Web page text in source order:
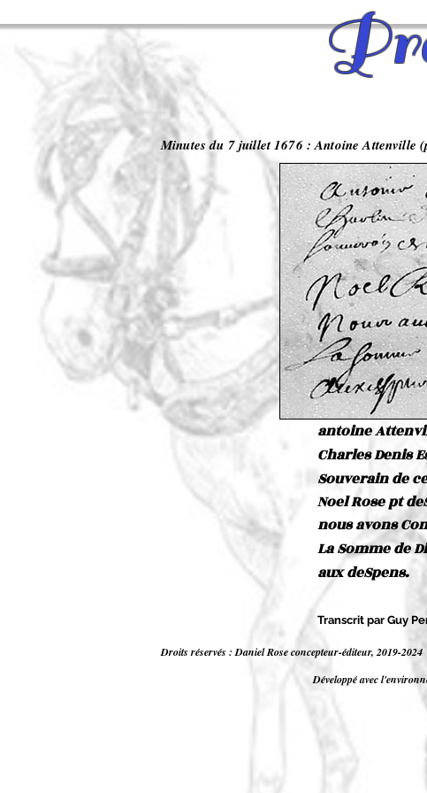
Minutes du 7 juillet 1676 : Antoine Attenville
antoine
Charles Denis
Souverain de
Noel Rose pt
nous avons
La Somme de
aux deSpens.
Transcrit par Guy
Droits réservés : Daniel Rose concepteur-éditeur, 2019-2024
Développé avec